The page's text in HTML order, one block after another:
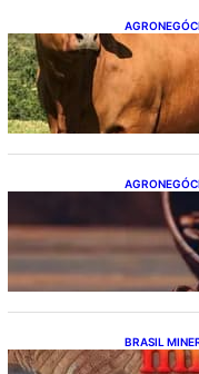
Boi
quinta-
Café
quinta-
BRASIL
Estudo